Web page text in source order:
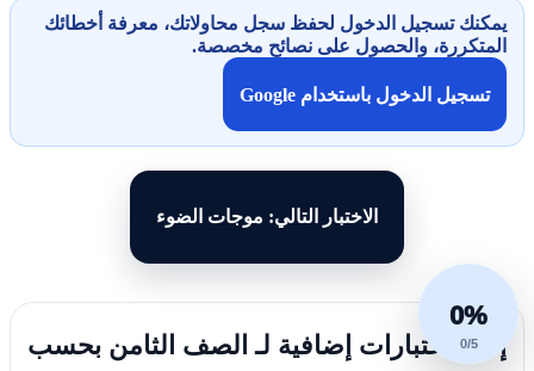
يمكنك تسجيل الدخول لحفظ سجل محاولاتك، معرفة أخطائك
المتكررة، والحصول على نصائح مخصصة.
تسجيل الدخول باستخدام Google
الاختبار التالي: موجات الضوء
0%
0/5
إليك اختبارات إضافية لـ الصف الثامن بحسب